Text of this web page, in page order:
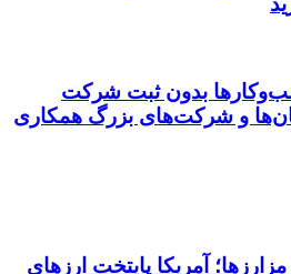
سه ماهه آخر استلانتیس؛
سبک شد
اقتصادی می باشد